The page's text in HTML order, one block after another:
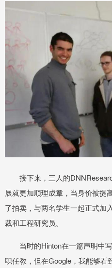
接下来，三人的
展就更加顺理成章，当身价被提
了拍卖，与两名学生一起正式加
裁和工程研究员。
当时的Hinton在一篇声明中写
职任教，但在Google，我能够看